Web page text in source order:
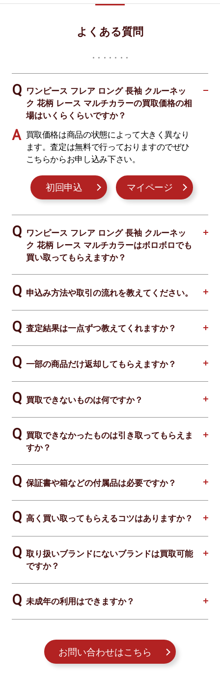
よくある質問
ワンピース フレア ロング 長袖 クルーネッ
ク 花柄 レース マルチカラーの買取価格の相
場はいくらくらいですか？
買取価格は商品の状態によって大きく異なり
ます。査定は無料で行っておりますのでぜひ
こちらからお申し込み下さい。
初回申込 マイページ
ワンピース フレア ロング 長袖 クルーネッ
ク 花柄 レース マルチカラーはボロボロでも
買い取ってもらえますか？
申込み方法や取引の流れを教えてください。
査定結果は一点ずつ教えてくれますか？
一部の商品だけ返却してもらえますか？
買取できないものは何ですか？
買取できなかったものは引き取ってもらえま
すか？
保証書や箱などの付属品は必要ですか？
高く買い取ってもらえるコツはありますか？
取り扱いブランドにないブランドは買取可能
ですか？
未成年の利用はできますか？
お問い合わせはこちら